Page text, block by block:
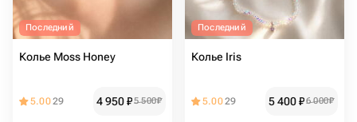
Последний
Колье Moss Honey
5.0029 4 950₽5 500₽
Последний
Колье Iris
5.0029 5 400₽6 000₽